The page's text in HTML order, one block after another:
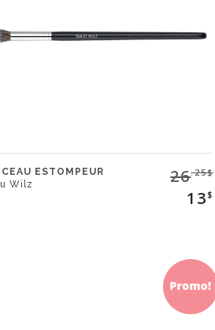
ESTOMPEUR
Wilz
26.25$
13$